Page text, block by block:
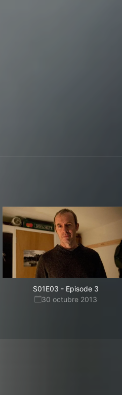
S01E03 - Episode 3
30 octubre 2013